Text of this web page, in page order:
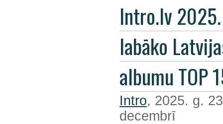
Intro.lv
labāko
albumu TOP
Intro, 2025. g.
decembrī